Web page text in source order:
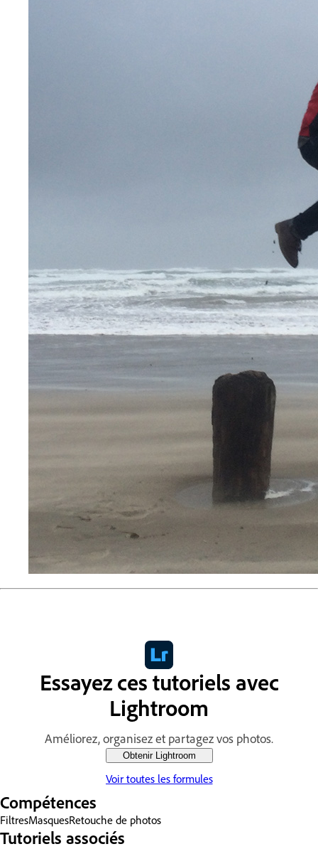
Essayez ces tutoriels avec
Lightroom
Améliorez, organisez et partagez vos photos.
Obtenir Lightroom
Voir toutes les formules
Compétences
FiltresMasquesRetouche de photos
Tutoriels associés